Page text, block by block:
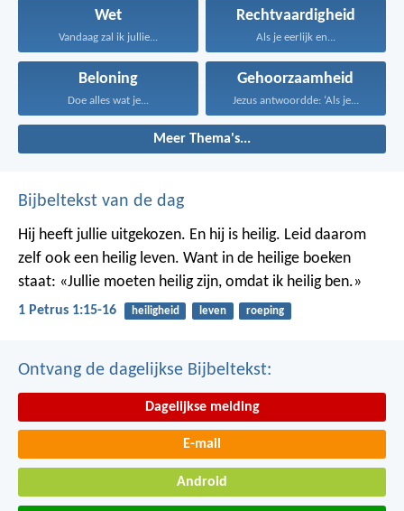
Wet
Vandaag zal ik jullie...
Rechtvaardigheid
Als je eerlijk en...
Beloning
Doe alles wat je...
Gehoorzaamheid
Jezus antwoordde: ‘Als je...
Meer Thema's...
Bijbeltekst van de dag
Hij heeft jullie uitgekozen. En hij is heilig. Leid daarom
zelf ook een heilig leven. Want in de heilige boeken
staat: «Jullie moeten heilig zijn, omdat ik heilig ben.»
1 Petrus 1:15-16 heiligheid leven roeping
Ontvang de dagelijkse Bijbeltekst:
Dagelijkse melding
E-mail
Android